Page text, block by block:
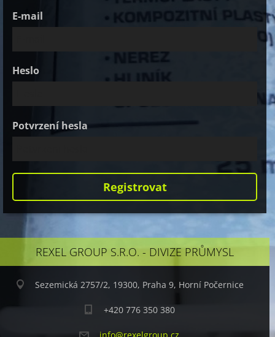
E-mail
Heslo
Potvrzení hesla
REXEL GROUP S.R.O. - DIVIZE PRŮMYSL
Sezemická 2757/2, 19300, Praha 9, Horní Počernice
+420 776 350 380